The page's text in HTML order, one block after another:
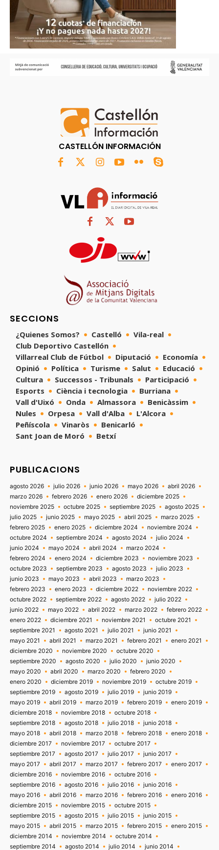
CASTELLÓN INFORMACIÓN
SECCIONS
¿Quienes Somos? Castelló
Vila-real
Club Deportivo Castellón
Villarreal Club de Fútbol
Diputació
Economía
Opinió
Política Turisme Salut
Educació
Cultura
Successos - Tribunals
Participació
Esports
Ciència i tecnologia
Burriana
Vall d'Uixó
Onda Almassora
Benicàssim
Nules
Orpesa Vall d'Alba
L'Alcora
Peñíscola
Vinaròs
Benicarló
Sant Joan de Moró
Betxí
PUBLICACIONS
agosto 2026 julio 2026 junio 2026 mayo 2026
abril 2026
marzo 2026
febrero 2026 enero 2026
diciembre 2025
noviembre 2025
octubre 2025 septiembre 2025
agosto 2025
julio 2025
junio 2025 mayo 2025 abril 2025
marzo 2025
febrero 2025
enero 2025 diciembre 2024
noviembre 2024
octubre 2024
septiembre 2024 agosto 2024
julio 2024
junio 2024
mayo 2024 abril 2024
marzo 2024
febrero 2024
enero 2024 diciembre 2023
noviembre 2023
octubre 2023
septiembre 2023 agosto 2023
julio 2023
junio 2023
mayo 2023 abril 2023
marzo 2023
febrero 2023
enero 2023 diciembre 2022
noviembre 2022
octubre 2022
septiembre 2022 agosto 2022
julio 2022
junio 2022
mayo 2022 abril 2022 marzo 2022
febrero 2022
enero 2022
diciembre 2021 noviembre 2021
octubre 2021
septiembre 2021
agosto 2021 julio 2021
junio 2021
mayo 2021
abril 2021 marzo 2021 febrero 2021
enero 2021
diciembre 2020
noviembre 2020
octubre 2020
septiembre 2020
agosto 2020 julio 2020
junio 2020
mayo 2020
abril 2020 marzo 2020
febrero 2020
enero 2020
diciembre 2019 noviembre 2019
octubre 2019
septiembre 2019
agosto 2019 julio 2019
junio 2019
mayo 2019
abril 2019 marzo 2019 febrero 2019
enero 2019
diciembre 2018
noviembre 2018
octubre 2018
septiembre 2018
agosto 2018 julio 2018
junio 2018
mayo 2018
abril 2018 marzo 2018 febrero 2018
enero 2018
diciembre 2017
noviembre 2017
octubre 2017
septiembre 2017
agosto 2017 julio 2017
junio 2017
mayo 2017
abril 2017 marzo 2017 febrero 2017
enero 2017
diciembre 2016
noviembre 2016
octubre 2016
septiembre 2016
agosto 2016 julio 2016
junio 2016
mayo 2016
abril 2016 marzo 2016 febrero 2016
enero 2016
diciembre 2015
noviembre 2015
octubre 2015
septiembre 2015
agosto 2015 julio 2015
junio 2015
mayo 2015
abril 2015 marzo 2015 febrero 2015
enero 2015
diciembre 2014
noviembre 2014
octubre 2014
septiembre 2014
agosto 2014 julio 2014 junio 2014